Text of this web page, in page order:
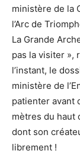
ministère de la
l’Arc de
La Grande
pas la visiter »,
l’instant, le
ministère de
patienter avant
mètres du haut
dont son
librement !